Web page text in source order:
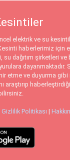
elektrik ve su
haberlerimiz için
su dağıtım şirketleri
etme ve duyurma
araştırıp
Gizlilik Politikası |